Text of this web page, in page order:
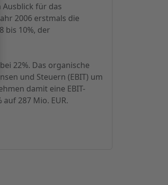
für das
2006 erstmals die
bis 10%, der
22%. Das organische
und Steuern (EBIT) um
damit eine EBIT-
287 Mio. EUR.